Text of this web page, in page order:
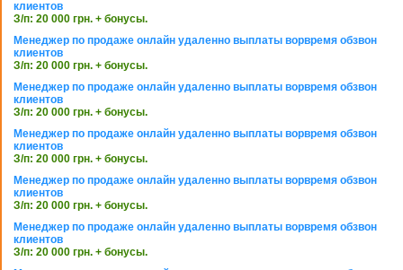
клиентов
З/п: 20 000 грн. + бонусы.
Менеджер по продаже онлайн удаленно выплаты ворвремя обзвон
клиентов
З/п: 20 000 грн. + бонусы.
Менеджер по продаже онлайн удаленно выплаты ворвремя обзвон
клиентов
З/п: 20 000 грн. + бонусы.
Менеджер по продаже онлайн удаленно выплаты ворвремя обзвон
клиентов
З/п: 20 000 грн. + бонусы.
Менеджер по продаже онлайн удаленно выплаты ворвремя обзвон
клиентов
З/п: 20 000 грн. + бонусы.
Менеджер по продаже онлайн удаленно выплаты ворвремя обзвон
клиентов
З/п: 20 000 грн. + бонусы.